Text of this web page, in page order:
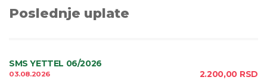
Poslednje uplate
SMS YETTEL 06/2026
03.08.2026
2.200,00 RSD